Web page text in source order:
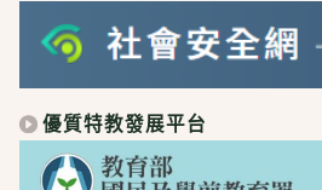
優質特教發展平台